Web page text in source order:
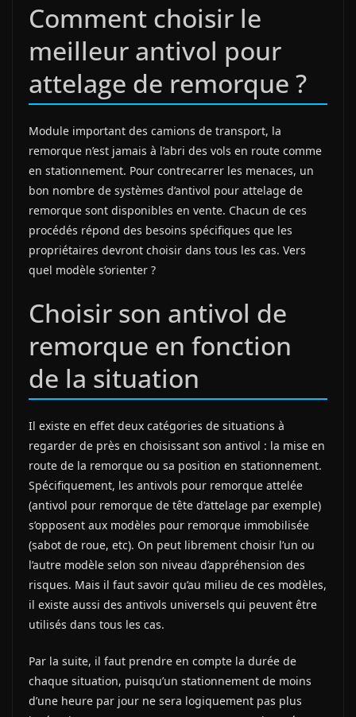
Comment choisir le
meilleur antivol pour
attelage de remorque ?
Module important des camions de transport, la
remorque n’est jamais à l’abri des vols en route comme
en stationnement. Pour contrecarrer les menaces, un
bon nombre de systèmes d’antivol pour attelage de
remorque sont disponibles en vente. Chacun de ces
procédés répond des besoins spécifiques que les
propriétaires devront choisir dans tous les cas. Vers
quel modèle s’orienter ?
Choisir son antivol de
remorque en fonction
de la situation
Il existe en effet deux catégories de situations à
regarder de près en choisissant son antivol : la mise en
route de la remorque ou sa position en stationnement.
Spécifiquement, les antivols pour remorque attelée
(antivol pour remorque de tête d’attelage par exemple)
s’opposent aux modèles pour remorque immobilisée
(sabot de roue, etc). On peut librement choisir l’un ou
l’autre modèle selon son niveau d’appréhension des
risques. Mais il faut savoir qu’au milieu de ces modèles,
il existe aussi des antivols universels qui peuvent être
utilisés dans tous les cas.
Par la suite, il faut prendre en compte la durée de
chaque situation, puisqu’un stationnement de moins
d’une heure par jour ne sera logiquement pas plus